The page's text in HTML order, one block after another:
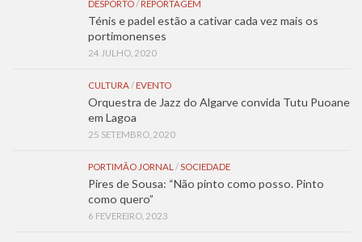
DESPORTO/ REPORTAGEM
Ténis e padel estão a cativar cada vez mais os
portimonenses
24 JULHO, 2020
CULTURA/ EVENTO
Orquestra de Jazz do Algarve convida Tutu Puoane
em Lagoa
25 SETEMBRO, 2020
PORTIMÃO JORNAL /SOCIEDADE
Pires de Sousa: “Não pinto como posso. Pinto
como quero”
6 FEVEREIRO, 2023